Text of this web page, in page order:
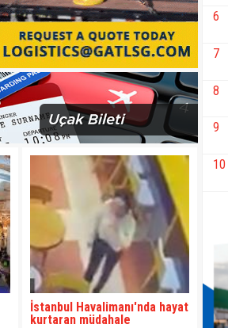
İstanbul Havalimanı'nda hayat
kurtaran müdahale
6
7
8
9
10